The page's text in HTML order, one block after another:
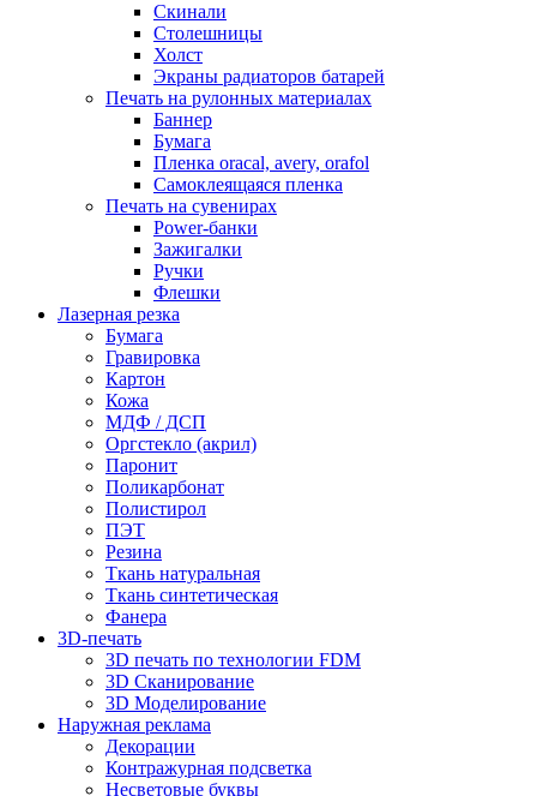
Скинали
Столешницы
Холст
Экраны радиаторов батарей
Печать на рулонных материалах
Баннер
Бумага
Пленка oracal, avery, orafol
Самоклеящаяся пленка
Печать на сувенирах
Power-банки
Зажигалки
Ручки
Флешки
Лазерная резка
Бумага
Гравировка
Картон
Кожа
МДФ / ДСП
Оргстекло (акрил)
Паронит
Поликарбонат
Полистирол
ПЭТ
Резина
Ткань натуральная
Ткань синтетическая
Фанера
3D-печать
3D печать по технологии FDM
3D Сканирование
3D Моделирование
Наружная реклама
Декорации
Контражурная подсветка
Несветовые буквы